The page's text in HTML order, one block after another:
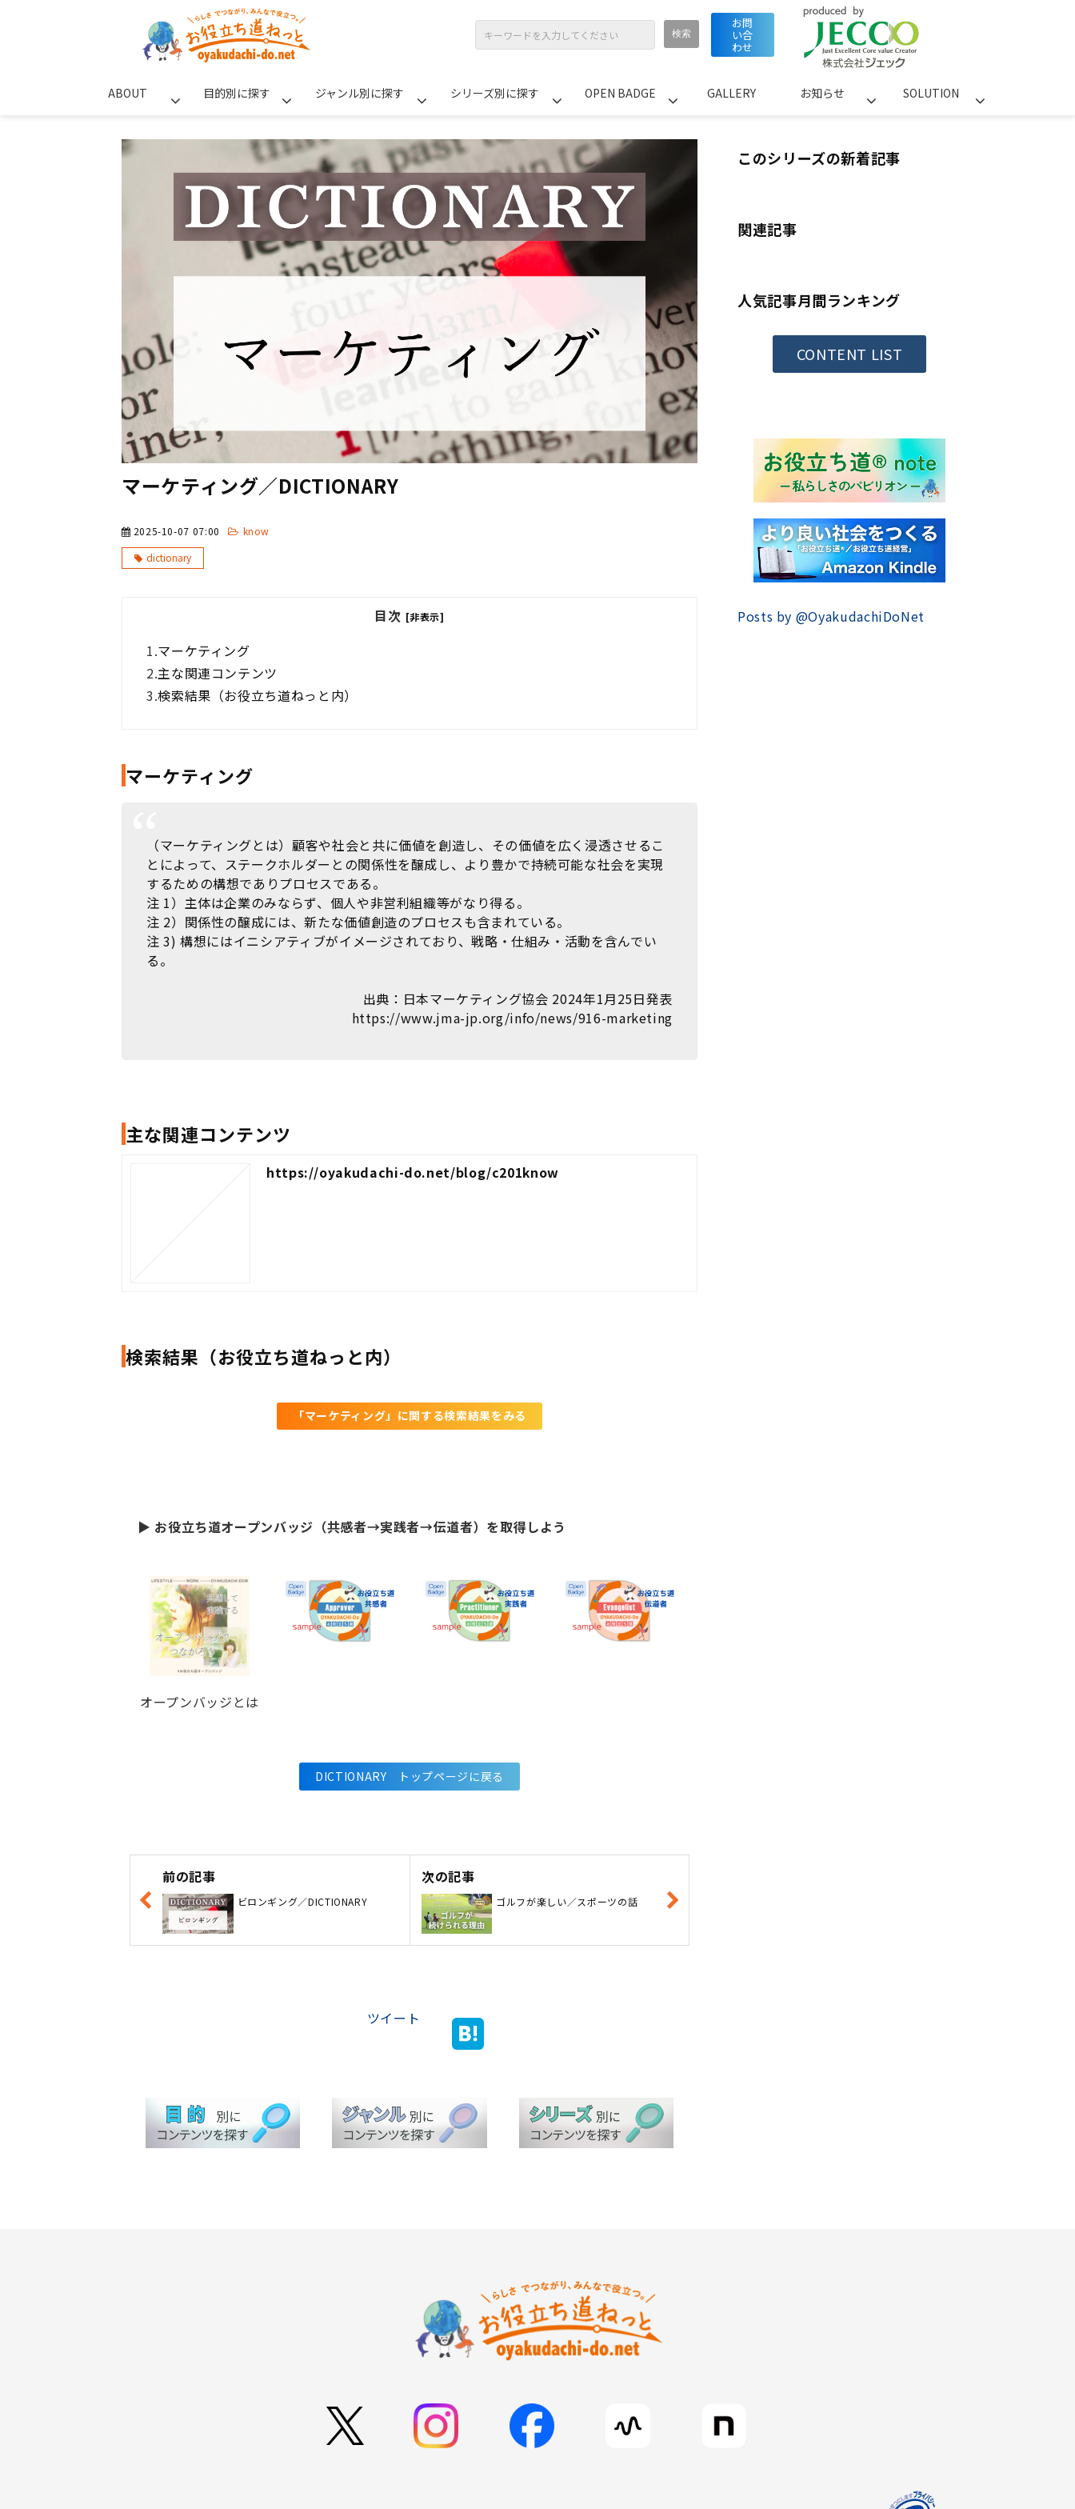
お問
い合
わせ
ABOUT 目的別に探す ジャンル別に探す シリーズ別に探す OPEN BADGE GALLERY お知らせ SOLUTION
マーケティング／DICTIONARY
2025-10-07 07:00
know
dictionary
目次 [非表示]
1.マーケティング
2.主な関連コンテンツ
3.検索結果（お役立ち道ねっと内）
マーケティング
（マーケティングとは）顧客や社会と共に価値を創造し、その価値を広く浸透させるこ
とによって、ステークホルダーとの関係性を醸成し、より豊かで持続可能な社会を実現
するための構想でありプロセスである。
注 1）主体は企業のみならず、個人や非営利組織等がなり得る。
注 2）関係性の醸成には、新たな価値創造のプロセスも含まれている。
注 3) 構想にはイニシアティブがイメージされており、戦略・仕組み・活動を含んでい
る。
出典：日本マーケティング協会 2024年1月25日発表
https://www.jma-jp.org/info/news/916-marketing
主な関連コンテンツ
https://oyakudachi-do.net/blog/c201know
検索結果（お役立ち道ねっと内）
「マーケティング」に関する検索結果をみる
▶ お役立ち道オープンバッジ（共感者→実践者→伝道者）を取得しよう
オープンバッジとは
DICTIONARY トップページに戻る
前の記事
ビロンギング／DICTIONARY
次の記事
ゴルフが楽しい／スポーツの話
ツイート
このシリーズの新着記事
関連記事
人気記事月間ランキング
CONTENT LIST
Posts by @OyakudachiDoNet